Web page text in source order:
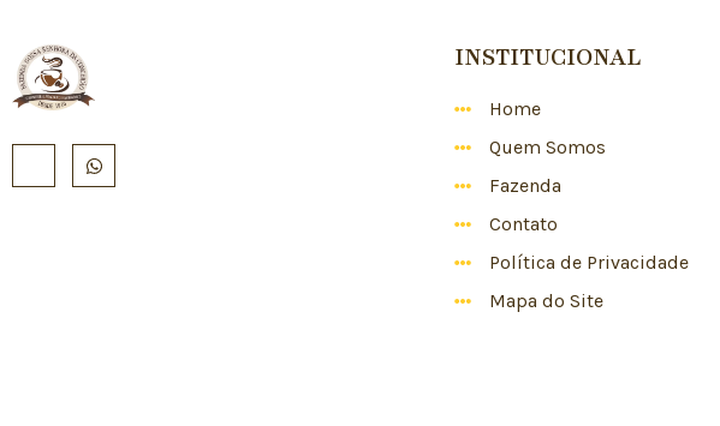
INSTITUCIONAL
Home
Quem Somos
Fazenda
Contato
Política de Privacidade
Mapa do Site